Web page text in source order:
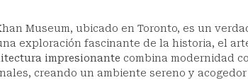
Museum, ubicado en Toronto, es un
exploración fascinante de la historia, el
impresionante combina modernidad
creando un ambiente sereno y